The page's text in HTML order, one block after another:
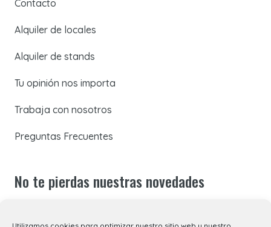
Contacto
Alquiler de locales
Alquiler de stands
Tu opinión nos importa
Trabaja con nosotros
Preguntas Frecuentes
No te pierdas nuestras novedades